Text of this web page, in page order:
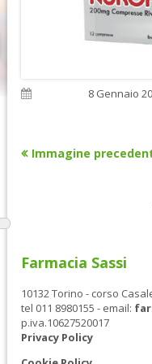
Pubblicato8 Gennaio
Immagine
Farmacia Sassi
10132 Torino - corso
tel 011 8980155 - email:
p.iva.10627520017
Privacy Policy